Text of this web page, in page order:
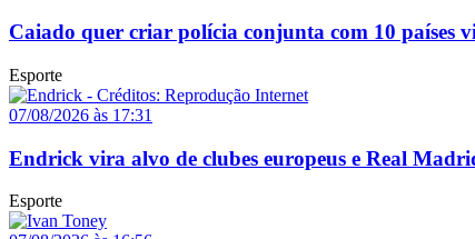
Caiado quer criar polícia conjunta com 10 países
Esporte
07/08/2026 às 17:31
Endrick vira alvo de clubes europeus e Real
Esporte